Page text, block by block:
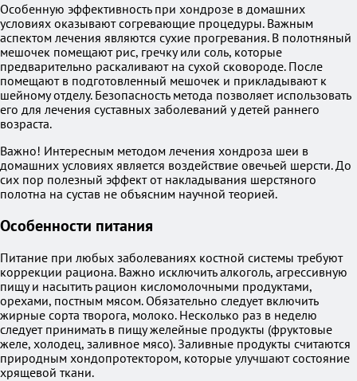
Особенную эффективность при хондрозе в домашних
условиях оказывают согревающие процедуры. Важным
аспектом лечения являются сухие прогревания. В полотняный
мешочек помещают рис, гречку или соль, которые
предварительно раскаливают на сухой сковороде. После
помещают в подготовленный мешочек и прикладывают к
шейному отделу. Безопасность метода позволяет использовать
его для лечения суставных заболеваний у детей раннего
возраста.
Важно! Интересным методом лечения хондроза шеи в
домашних условиях является воздействие овечьей шерсти. До
сих пор полезный эффект от накладывания шерстяного
полотна на сустав не объясним научной теорией.
Особенности питания
Питание при любых заболеваниях костной системы требуют
коррекции рациона. Важно исключить алкоголь, агрессивную
пищу и насытить рацион кисломолочными продуктами,
орехами, постным мясом. Обязательно следует включить
жирные сорта творога, молоко. Несколько раз в неделю
следует принимать в пищу желейные продукты (фруктовые
желе, холодец, заливное мясо). Заливные продукты считаются
природным хондопротектором, которые улучшают состояние
хрящевой ткани.